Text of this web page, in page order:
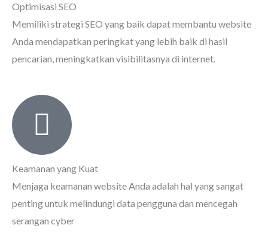
Optimisasi SEO
Memiliki strategi SEO yang baik dapat membantu website
Anda mendapatkan peringkat yang lebih baik di hasil
pencarian, meningkatkan visibilitasnya di internet.
Keamanan yang Kuat
Menjaga keamanan website Anda adalah hal yang sangat
penting untuk melindungi data pengguna dan mencegah
serangan cyber